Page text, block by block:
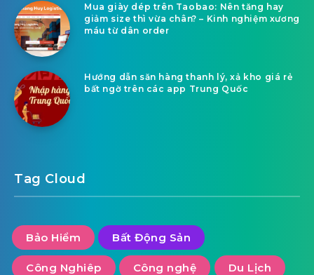
Mua giày dép trên Taobao: Nên tăng hay
giảm size thì vừa chân? – Kinh nghiệm xương
máu từ dân order
Hướng dẫn săn hàng thanh lý, xả kho giá rẻ
bất ngờ trên các app Trung Quốc
Tag Cloud
Bảo Hiểm Bất Động Sản
Công Nghiêp Công nghệ Du Lịch